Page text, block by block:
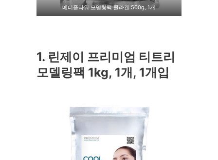
메디플라워 모델링팩 콜라겐 500g, 1개
1. 린제이 프리미엄 티트리
모델링팩 1kg, 1개, 1개입